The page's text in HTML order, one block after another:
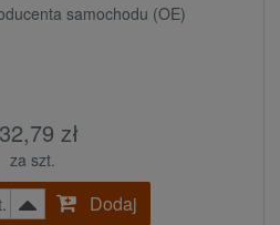
samochodu (OE)
zł
za szt.
Dodaj